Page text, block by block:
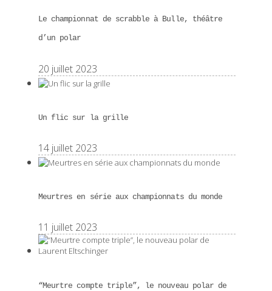
Le championnat de scrabble à Bulle, théâtre
d’un polar
20 juillet 2023
Un flic sur la grille
14 juillet 2023
Meurtres en série aux championnats du monde
11 juillet 2023
“Meurtre compte triple”, le nouveau polar de